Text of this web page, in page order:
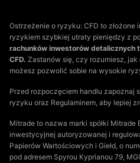
Ostrzeżenie o ryzyku: CFD to
ryzykiem szybkiej utraty pieniędzy z
rachunków inwestorów detalicznych
CFD. Zastanów się, czy rozumiesz,
możesz pozwolić sobie na wysokie
Przed rozpoczęciem handlu zapoznaj
ryzyku oraz Regulaminem, aby lepiej
Mitrade to nazwa marki spółki Mitrade
inwestycyjnej autoryzowanej i
Papierów Wartościowych i Giełd, o
pod adresem Spyrou Kyprianou 79,